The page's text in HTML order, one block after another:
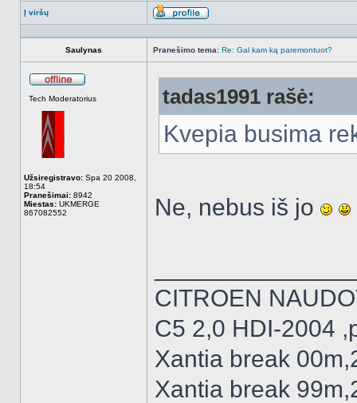
Į viršų
Aprašymas
Saulynas Pranešimo tema: Re: Gal kam ką paremontuot?
Tech Moderatorius
Užsiregistravo: Spa 20 2008,
18:54
Pranešimai: 8942
Miestas: UKMERGE
867082552
tadas1991 rašė:
Kvepia busima
Ne, nebus iš jo
CITROEN
C5 2,0 HDI-2004
Xantia break
Xantia break